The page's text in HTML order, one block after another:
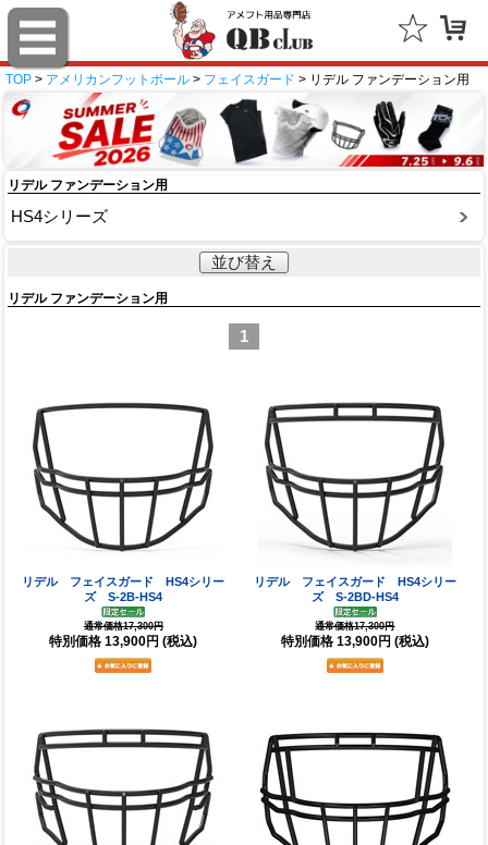
TOP > アメリカンフットボール > フェイスガード > リデル ファンデーション用
リデル ファンデーション用
HS4シリーズ
並び替え
リデル ファンデーション用
1
リデル フェイスガード HS4シリー
ズ S-2B-HS4
通常価格17,300円
特別価格 13,900円 (税込)
リデル フェイスガード HS4シリー
ズ S-2BD-HS4
通常価格17,300円
特別価格 13,900円 (税込)